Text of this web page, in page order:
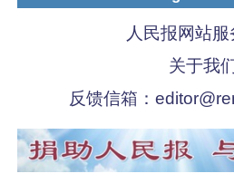
人民报网站
关于我
反馈信箱：